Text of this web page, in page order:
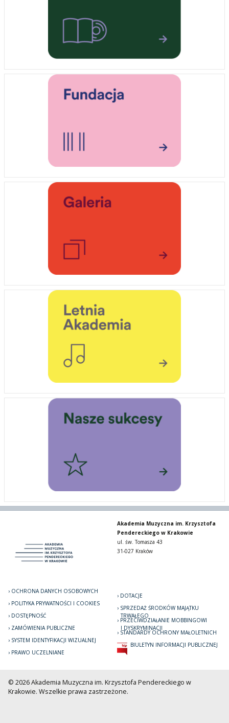
Akademia Muzyczna im. Krzysztofa
Pendereckiego w Krakowie
ul. św. Tomasza 43
31-027 Kraków
OCHRONA DANYCH OSOBOWYCH
POLITYKA PRYWATNOŚCI I COOKIES
DOSTĘPNOŚĆ
ZAMÓWIENIA PUBLICZNE
SYSTEM IDENTYFIKACJI WIZUALNEJ
PRAWO UCZELNIANE
DOTACJE
SPRZEDAŻ ŚRODKÓW MAJĄTKU
TRWAŁEGO
PRZECIWDZIAŁANIE MOBBINGOWI
I DYSKRYMINACJI
STANDARDY OCHRONY MAŁOLETNICH
BIULETYN INFORMACJI PUBLICZNEJ
© 2026 Akademia Muzyczna im. Krzysztofa Pendereckiego w
Krakowie. Wszelkie prawa zastrzeżone.